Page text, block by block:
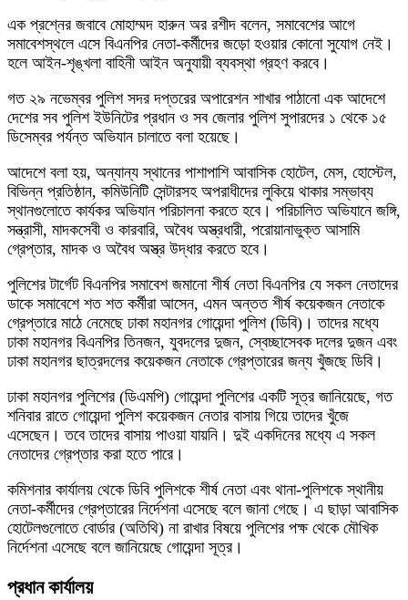
এক প্রশ্নের জবাবে মোহাম্মদ হারুন অর রশীদ বলেন, সমাবেশের আগে
সমাবেশস্থলে এসে বিএনপির নেতা-কর্মীদের জড়ো হওয়ার কোনো সুযোগ নেই।
হলে আইন-শৃঙ্খলা বাহিনী আইন অনুযায়ী ব্যবস্থা গ্রহণ করবে।
গত ২৯ নভেম্বর পুলিশ সদর দপ্তরের অপারেশন শাখার পাঠানো এক আদেশে
দেশের সব পুলিশ ইউনিটের প্রধান ও সব জেলার পুলিশ সুপারদের ১ থেকে ১৫
ডিসেম্বর পর্যন্ত অভিযান চালাতে বলা হয়েছে।
আদেশে বলা হয়, অন্যান্য স্থানের পাশাপাশি আবাসিক হোটেল, মেস, হোস্টেল,
বিভিন্ন প্রতিষ্ঠান, কমিউনিটি সেন্টারসহ অপরাধীদের লুকিয়ে থাকার সম্ভাব্য
স্থানগুলোতে কার্যকর অভিযান পরিচালনা করতে হবে। পরিচালিত অভিযানে জঙ্গি,
সন্ত্রাসী, মাদকসেবী ও কারবারি, অবৈধ অস্ত্রধারী, পরোয়ানাভুক্ত আসামি
গ্রেপ্তার, মাদক ও অবৈধ অস্ত্র উদ্ধার করতে হবে।
পুলিশের টার্গেট বিএনপির সমাবেশ জমানো শীর্ষ নেতা বিএনপির যে সকল নেতাদের
ডাকে সমাবেশে শত শত কর্মীরা আসেন, এমন অন্তত শীর্ষ কয়েকজন নেতাকে
গ্রেপ্তারে মাঠে নেমেছে ঢাকা মহানগর গোয়েন্দা পুলিশ (ডিবি)। তাদের মধ্যে
ঢাকা মহানগর বিএনপির তিনজন, যুবদলের দুজন, স্বেচ্ছাসেবক দলের দুজন এবং
ঢাকা মহানগর ছাত্রদলের কয়েকজন নেতাকে গ্রেপ্তারের জন্য খুঁজছে ডিবি।
ঢাকা মহানগর পুলিশের (ডিএমপি) গোয়েন্দা পুলিশের একটি সূত্র জানিয়েছে, গত
শনিবার রাতে গোয়েন্দা পুলিশ কয়েকজন নেতার বাসায় গিয়ে তাদের খুঁজে
এসেছেন। তবে তাদের বাসায় পাওয়া যায়নি। দুই একদিনের মধ্যে এ সকল
নেতাদের গ্রেপ্তার করা হতে পারে।
কমিশনার কার্যালয় থেকে ডিবি পুলিশকে শীর্ষ নেতা এবং থানা-পুলিশকে স্থানীয়
নেতা-কর্মীদের গ্রেপ্তারের নির্দেশনা এসেছে বলে জানা গেছে। এ ছাড়া আবাসিক
হোটেলগুলোতে বোর্ডার (অতিথি) না রাখার বিষয়ে পুলিশের পক্ষ থেকে মৌখিক
নির্দেশনা এসেছে বলে জানিয়েছে গোয়েন্দা সূত্র।
প্রধান কার্যালয়